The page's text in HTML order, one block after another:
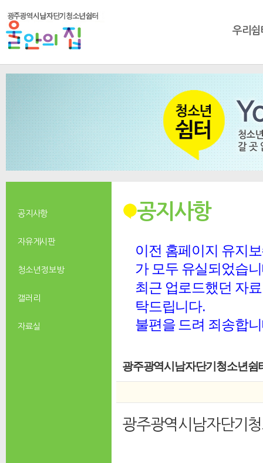
우리쉼
공지사항
자유게시판
청소년 정보방
갤러리
자료실
공지사항
이전 홈페이지 유지
가 모두 유실되었습
최근 업로드했던 자
탁드립니다.
불편을 드려 죄송합
광주광역시남자단기청소년쉼
광주광역시남자단기